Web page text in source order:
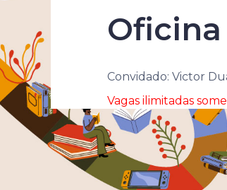
10ª
Convidado: Victor
Vagas ilimitadas